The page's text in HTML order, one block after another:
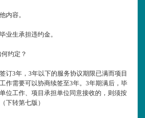
内容。
业生承担违约金。
约定？
订3年，3年以下的服务协议期限已满而项目
作需要可以协商续签至3年。3年期满后，毕
位工作、项目承担单位同意接收的，则须按
下转第七版）